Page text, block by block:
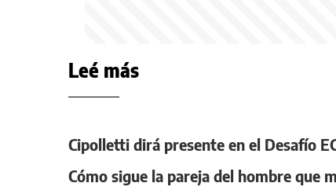
Leé más
Cipolletti dirá presente en el Desafío
Cómo sigue la pareja del hombre que